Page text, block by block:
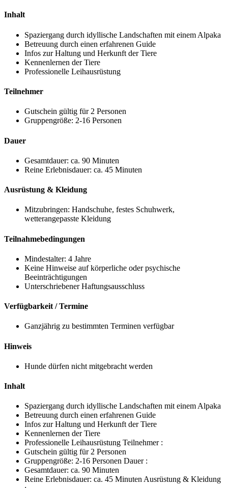
Inhalt
Spaziergang durch idyllische Landschaften mit einem Alpaka
Betreuung durch einen erfahrenen Guide
Infos zur Haltung und Herkunft der Tiere
Kennenlernen der Tiere
Professionelle Leihausrüstung
Teilnehmer
Gutschein gültig für 2 Personen
Gruppengröße: 2-16 Personen
Dauer
Gesamtdauer: ca. 90 Minuten
Reine Erlebnisdauer: ca. 45 Minuten
Ausrüstung & Kleidung
Mitzubringen: Handschuhe, festes Schuhwerk,
wetterangepasste Kleidung
Teilnahmebedingungen
Mindestalter: 4 Jahre
Keine Hinweise auf körperliche oder psychische
Beeinträchtigungen
Unterschriebener Haftungsausschluss
Verfügbarkeit / Termine
Ganzjährig zu bestimmten Terminen verfügbar
Hinweis
Hunde dürfen nicht mitgebracht werden
Inhalt
Spaziergang durch idyllische Landschaften mit einem Alpaka
Betreuung durch einen erfahrenen Guide
Infos zur Haltung und Herkunft der Tiere
Kennenlernen der Tiere
Professionelle Leihausrüstung Teilnehmer :
Gutschein gültig für 2 Personen
Gruppengröße: 2-16 Personen Dauer :
Gesamtdauer: ca. 90 Minuten
Reine Erlebnisdauer: ca. 45 Minuten Ausrüstung & Kleidung